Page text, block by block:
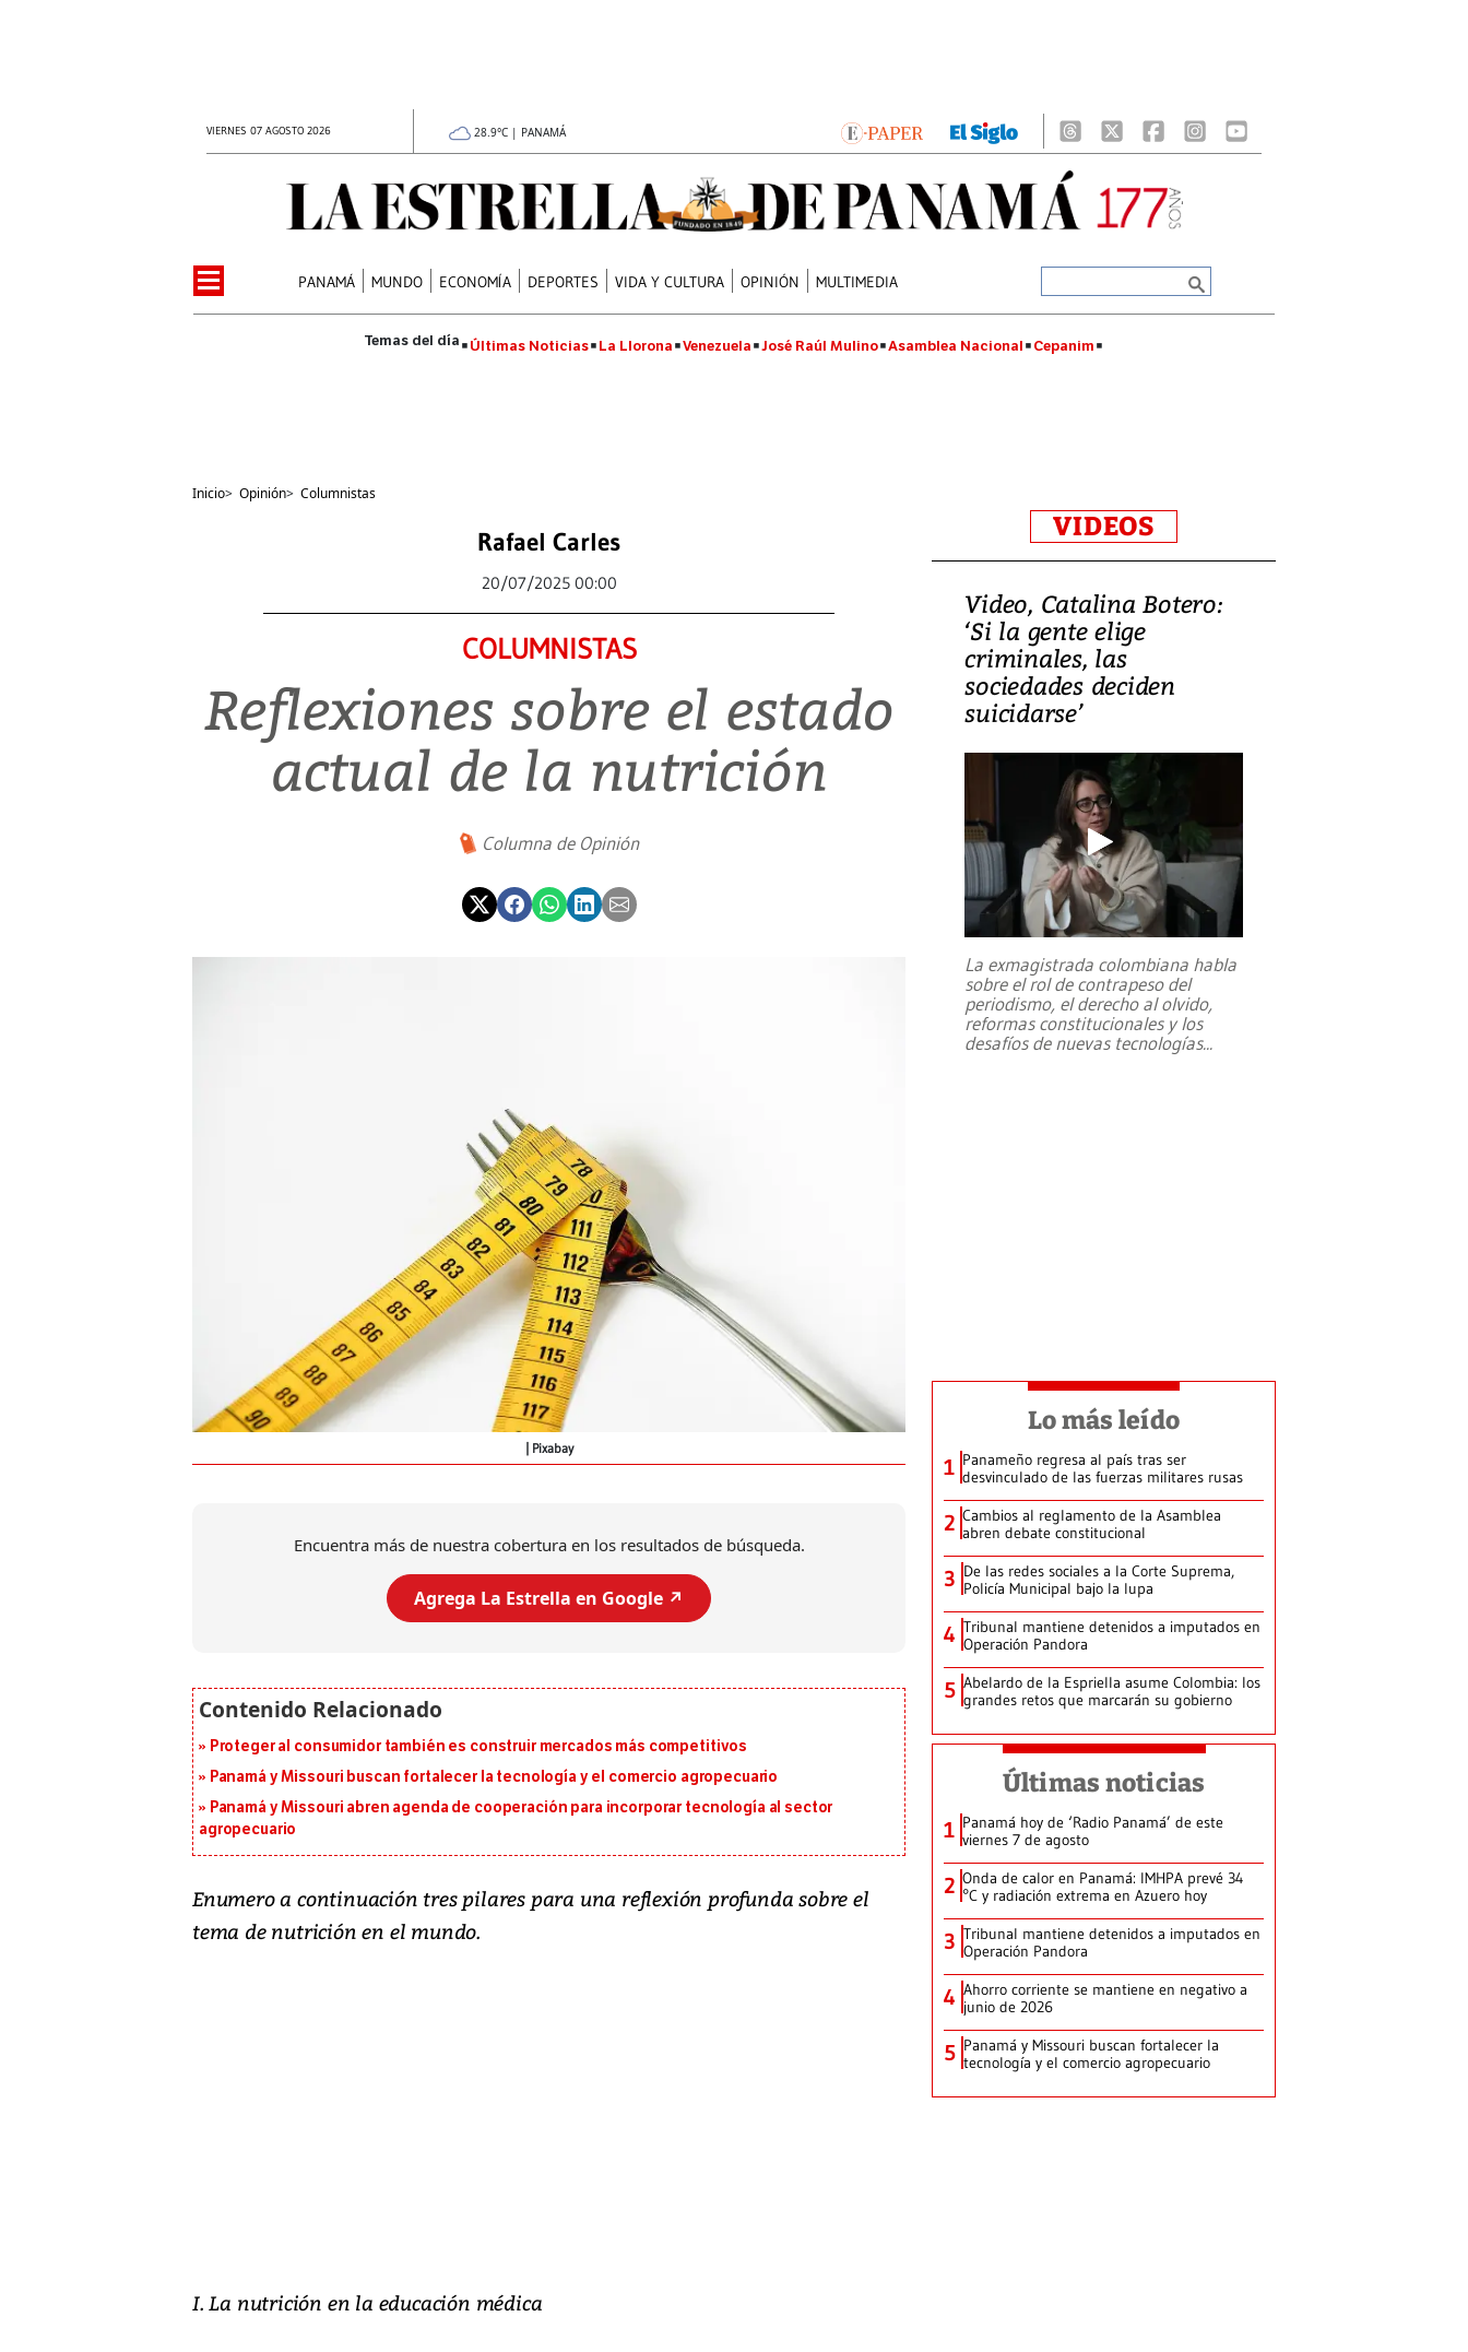
VIERNES 07 AGOSTO 2026 28.9°C | PANAMÁ
PANAMÁ MUNDO ECONOMÍA DEPORTES VIDA Y CULTURA OPINIÓN MULTIMEDIA
Últimas Noticias La Llorona Venezuela José Raúl Mulino Asamblea Nacional Cepanim
Inicio> Opinión> Columnistas
Rafael Carles
20/07/2025 00:00
COLUMNISTAS
Reflexiones sobre el estado
actual de la nutrición
Columna de Opinión
Pixabay
Encuentra más de nuestra cobertura en los resultados de búsqueda.
Agrega La Estrella en Google ↗️
Proteger al consumidor también es construir mercados más competitivos
Panamá y Missouri buscan fortalecer la tecnología y el comercio agropecuario
Panamá y Missouri abren agenda de cooperación para incorporar tecnología al sector
agropecuario
Enumero a continuación tres pilares para una reflexión profunda sobre el
tema de nutrición en el mundo.
I. La nutrición en la educación médica
VIDEOS
Video, Catalina Botero:
‘Si la gente elige
criminales, las
sociedades deciden
suicidarse’
La exmagistrada colombiana habla
sobre el rol de contrapeso del
periodismo, el derecho al olvido,
reformas constitucionales y los
desafíos de nuevas tecnologías...
Lo más leído
1 Panameño regresa al país tras ser
desvinculado de las fuerzas militares rusas
2 Cambios al reglamento de la Asamblea
abren debate constitucional
3 De las redes sociales a la Corte Suprema,
Policía Municipal bajo la lupa
4 Tribunal mantiene detenidos a imputados en
Operación Pandora
5 Abelardo de la Espriella asume Colombia: los
grandes retos que marcarán su gobierno
Últimas noticias
1 Panamá hoy de ‘Radio Panamá’ de este
viernes 7 de agosto
2 Onda de calor en Panamá: IMHPA prevé 34
°C y radiación extrema en Azuero hoy
3 Tribunal mantiene detenidos a imputados en
Operación Pandora
4 Ahorro corriente se mantiene en negativo a
junio de 2026
5 Panamá y Missouri buscan fortalecer la
tecnología y el comercio agropecuario